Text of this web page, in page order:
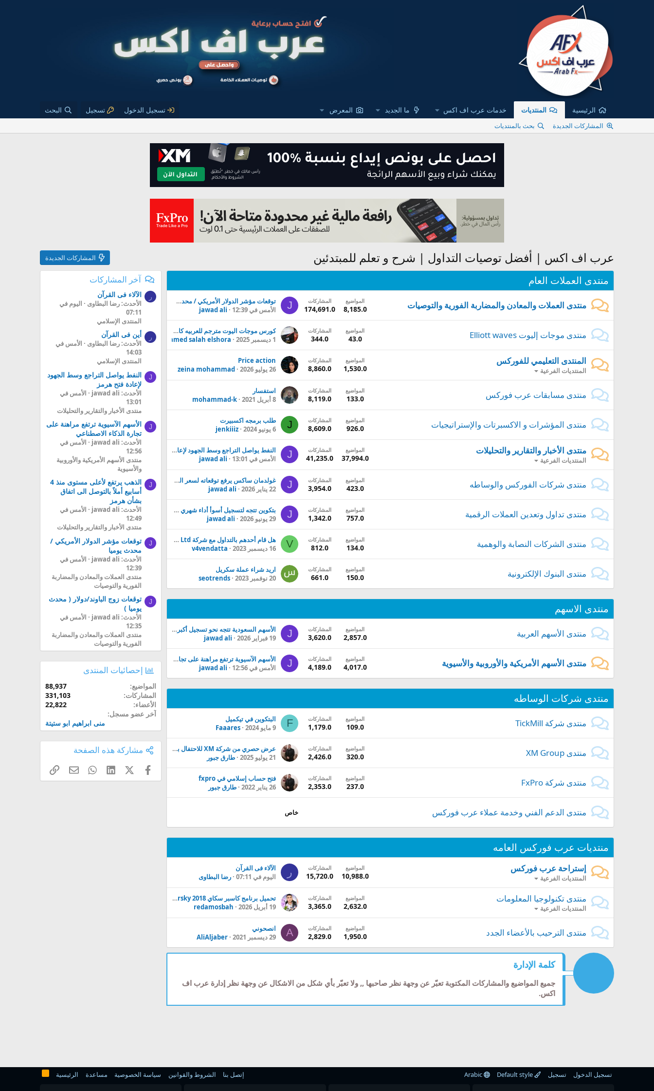
الرئيسية المنتديات خدمات عرب اف اكس ما الجديد المعرض تسجيل الدخول تسجيل البحث
المشاركات الجديدة بحث بالمنتديات
عرب اف اكس | أفضل توصيات التداول | شرح و تعلم للمبتدئين المشاركات الجديدة
منتدى العملات العام
منتدى العملات والمعادن والمضاربة الفورية والتوصيات المواضيع
8,185.0
المشاركات
174,691.0
J
توقعات مؤشر الدولار الأمريكي / محدث يوميا
الأمس في 12:39
jawad ali
منتدى موجات إليوت Elliott waves المواضيع
43.0
المشاركات
344.0
كورس موجات اليوت مترجم للعربيه كاملا
1 ديسمبر 2025
Mohamed salah elshora
المنتدى التعليمي للفوركس
المنتديات الفرعية
المواضيع
1,530.0
المشاركات
8,860.0
Price action
26 يوليو 2026
zeina mohammad
منتدى مسابقات عرب فوركس المواضيع
133.0
المشاركات
8,119.0
استفسار
8 أبريل 2021
mohammad-k
منتدى المؤشرات و الاكسبرتات والإستراتيجيات المواضيع
926.0
المشاركات
8,609.0
J
طلب برمجه اكسبيرت
6 يونيو 2024
jenkiiiz
منتدى الأخبار والتقارير والتحليلات
المنتديات الفرعية
المواضيع
37,994.0
المشاركات
41,235.0
J
النفط يواصل التراجع وسط الجهود لإعادة فتح هرمز
الأمس في 13:01
jawad ali
منتدى شركات الفوركس والوساطه المواضيع
423.0
المشاركات
3,954.0
J
غولدمان ساكس يرفع توقعاته لسعر الذهب إلى 5400 دولار للأونصة بنهاية 2026
22 يناير 2026
jawad ali
منتدى تداول وتعدين العملات الرقمية المواضيع
757.0
المشاركات
1,342.0
J
بتكوين تتجه لتسجيل أسوأ أداء شهري منذ 2022 بعد موجة إفلاسات متتالية
29 يونيو 2026
jawad ali
منتدى الشركات النصابة والوهمية المواضيع
134.0
المشاركات
812.0
V
هل قام أحدهم بالتداول مع شركة United Networks Ltd من قبل?
16 ديسمبر 2023
v4vendatta
منتدى البنوك الإلكترونية المواضيع
150.0
المشاركات
661.0
اريد شراء عملة سكريل
20 نوفمبر 2023
seotrends
منتدى الاسهم
منتدى الأسهم العربية المواضيع
2,857.0
المشاركات
3,620.0
J
الأسهم السعودية تتجه نحو تسجيل أكبر خسارة أسبوعية منذ بداية العام
19 فبراير 2026
jawad ali
منتدى الأسهم الأمريكية والأوروبية والأسيوية المواضيع
4,017.0
المشاركات
4,189.0
J
الأسهم الآسيوية ترتفع مراهنة على تجارة الذكاء الاصطناعي
الأمس في 12:56
jawad ali
منتدى شركات الوساطه
منتدى شركة TickMill المواضيع
109.0
المشاركات
1,179.0
F
البتكوين في تيكميل
9 مايو 2024
Faaares
منتدى XM Group المواضيع
320.0
المشاركات
2,426.0
عرض حصري من شركة XM للاحتفال بمرور 15 عامًا من الإنجازات!
21 يوليو 2025
طارق جبور
منتدى شركة FxPro المواضيع
237.0
المشاركات
2,353.0
فتح حساب إسلامي في fxpro
26 يناير 2022
طارق جبور
منتدى الدعم الفني وخدمة عملاء عرب فوركس خاص
منتديات عرب فوركس العامه
إستراحة عرب فوركس
المنتديات الفرعية
المواضيع
10,988.0
المشاركات
15,720.0 ر
الآلاء فى القرآن
اليوم في 07:11
رضا البطاوى
منتدى تكنولوجيا المعلومات
المنتديات الفرعية
المواضيع
2,632.0
المشاركات
3,365.0
تحميل برنامج كاسبر سكاي 2018 Kaspersky مجانا
19 أبريل 2026
redamosbah
منتدى الترحيب بالأعضاء الجدد المواضيع
1,950.0
المشاركات
2,829.0
A
انصحوني
29 ديسمبر 2021
AliAljaber
كلمة الإدارة
جميع المواضيع والمشاركات المكتوبة تعبّر عن وجهة نظر صاحبها ,, ولا تعبّر بأي شكل من الاشكال عن وجهة نظر إدارة عرب اف
اكس.
آخر المشاركات
ر الآلاء فى القرآن
الأحدث: رضا البطاوى
اليوم في
07:11
المنتدى الإسلامي
ر أين فى القرآن
الأحدث: رضا البطاوى
الأمس في
14:03
المنتدى الإسلامي
J
النفط يواصل التراجع وسط الجهود
لإعادة فتح هرمز
الأحدث: jawad ali
الأمس في
13:01
منتدى الأخبار والتقارير والتحليلات
J
الأسهم الآسيوية ترتفع مراهنة على
تجارة الذكاء الاصطناعي
الأحدث: jawad ali
الأمس في
12:56
منتدى الأسهم الأمريكية والأوروبية
والأسيوية
J
الذهب يرتفع لأعلى مستوى منذ 4
أسابيع أملاً بالتوصل الى اتفاق
بشأن هرمز
الأحدث: jawad ali
الأمس في
12:49
منتدى الأخبار والتقارير والتحليلات
J
توقعات مؤشر الدولار الأمريكي /
محدث يوميا
الأحدث: jawad ali
الأمس في
12:39
منتدى العملات والمعادن والمضاربة
الفورية والتوصيات
J
توقعات زوج الباوند/دولار ( محدث
يوميا )
الأحدث: jawad ali
الأمس في
12:35
منتدى العملات والمعادن والمضاربة
الفورية والتوصيات
إحصائيات المنتدى
المواضيع
88,937
المشاركات
331,103
الأعضاء
22,822
آخر عضو مسجل
منى ابراهيم ابو ستيتة
مشاركة هذه الصفحة
فيسبوك X (Twitter)
LinkedIn
WhatsAppالبريد الإلكتروني
تسجيل الدخول تسجيل Arabic إتصل بنا الشروط والقوانين سياسة الخصوصية مساعدة الرئيسية